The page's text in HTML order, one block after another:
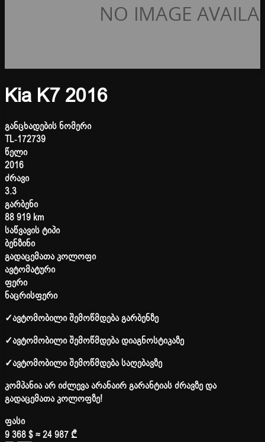
Kia K7 2016
განცხადების ნომერი
TL-172739
წელი
2016
ძრავი
3.3
გარბენი
88 919 km
საწვავის ტიპი
ბენზინი
გადაცემათა კოლოფი
ავტომატური
ფერი
ნაცრისფერი
✓ავტომობილი შემოწმდება გარბენზე
✓ავტომობილი შემოწმდება დიაგნოსტიკაზე
✓ავტომობილი შემოწმდება საღებავზე
კომპანია არ იძლევა არანაირ გარანტიას ძრავზე და
გადაცემათა კოლოფზე!
ფასი
9 368 $≈ 24 987 ₾